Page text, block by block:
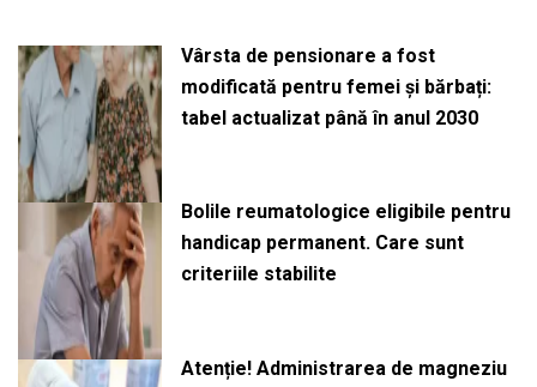
Vârsta de pensionare a fost
modificată pentru femei și bărbați:
tabel actualizat până în anul 2030
Bolile reumatologice eligibile pentru
handicap permanent. Care sunt
criteriile stabilite
Atenție! Administrarea de magneziu